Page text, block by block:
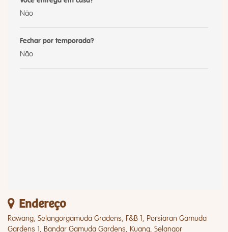
Não
Fechar por temporada?
Não
Endereço
Rawang, Selangorgamuda Gradens, F&B 1, Persiaran Gamuda
Gardens 1, Bandar Gamuda Gardens, Kuang, Selangor